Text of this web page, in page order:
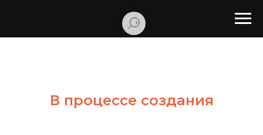
В процессе создания